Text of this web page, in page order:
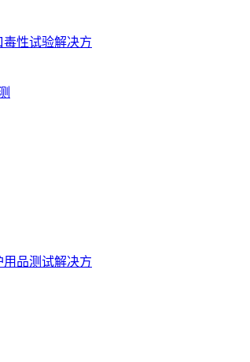
毒性试验解决方
用品测试解决方